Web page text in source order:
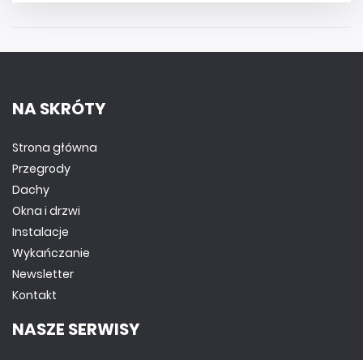
NA SKRÓTY
Strona główna
Przegrody
Dachy
Okna i drzwi
Instalacje
Wykańczanie
Newsletter
Kontakt
NASZE SERWISY